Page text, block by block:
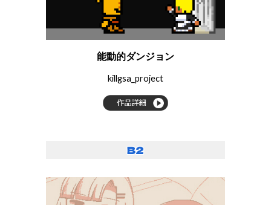
能動的ダンジョン
killgsa_project